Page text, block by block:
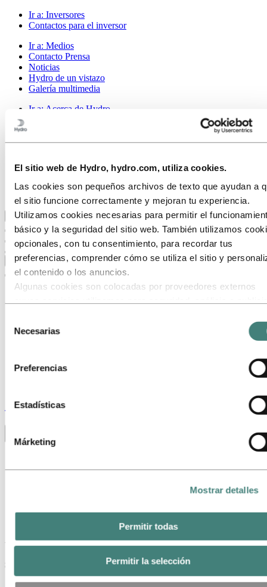
El sitio web de Hydro, hydro.com, utiliza cookies.
Las cookies son pequeños archivos de texto que ayudan a
el sitio funcione correctamente y mejoran tu experiencia.
Utilizamos cookies necesarias para permitir el
básico y la seguridad del sitio web. También utilizamos
opcionales, con tu consentimiento, para recordar tus
preferencias, comprender cómo se utiliza el sitio y
el contenido o los anuncios.
Algunas cookies son colocadas por proveedores externos
uso de nuestro sitio con otra información que les hayas
proporcionado o que hayan recopilado a través de tu uso de
servicios. El tercero listado como responsable de una
terceros es el Responsable del Tratamiento de los datos
consultar quiénes son estos terceros en la lista de cookies
Necesarias
Preferencias
Estadísticas
Márketing
Mostrar detalles
Permitir todas
Permitir la selección
Ir a: Inversores
Contactos para el inversor
Ir a: Medios
Contacto Prensa
Noticias
Hydro de un vistazo
Galería multimedia
Ir a: Acerca de Hydro
Nuestro objetivo y nuestros valores básicos
Hydro en España
Proveedores
Stories by Hydro
Clientes y socios
Volver al menú principal
Cerrar
Storiesby
Toggle menu visibility
Aluminio en uso
Reciclaje
Una aleación especial de aluminio para
sistemas térmicos solares